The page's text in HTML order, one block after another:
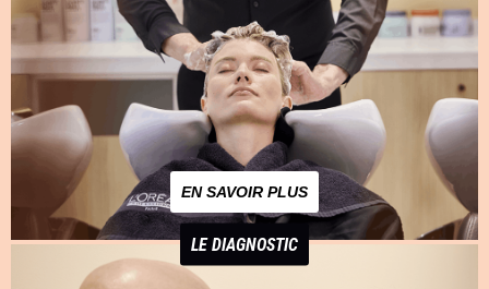
EN SAVOIR PLUS
LE DIAGNOSTIC